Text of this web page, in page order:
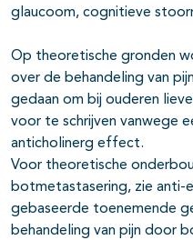
glaucoom, cognitieve
Op theoretische gronden
over de behandeling van
gedaan om bij ouderen
voor te schrijven vanwege
anticholinerg effect.
Voor theoretische
botmetastasering, zie
gebaseerde toenemende
behandeling van pijn door